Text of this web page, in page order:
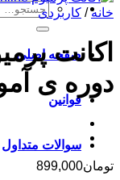
جستجو
برای:
صفحه اصلی
قوانین
سوالات متداول
خانه / کاربردی
دوره ی
تومان899,000